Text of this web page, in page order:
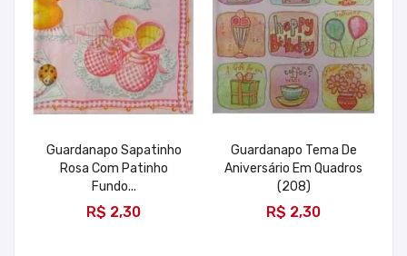
Guardanapo Sapatinho
Rosa Com Patinho
Fundo...
R$ 2,30
Guardanapo Tema De
Aniversário Em Quadros
(208)
R$ 2,30